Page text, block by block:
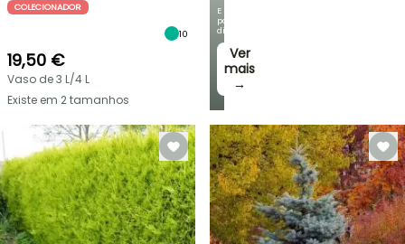
VENDAS
RELÂMPAGO
ATÉ
BULBOS
DE
E
poupe
dinheiro!
Ver
mais
→
COLECIONADOR
10
19,50 €
Vaso de 3 L/4 L
Existe em 2 tamanhos